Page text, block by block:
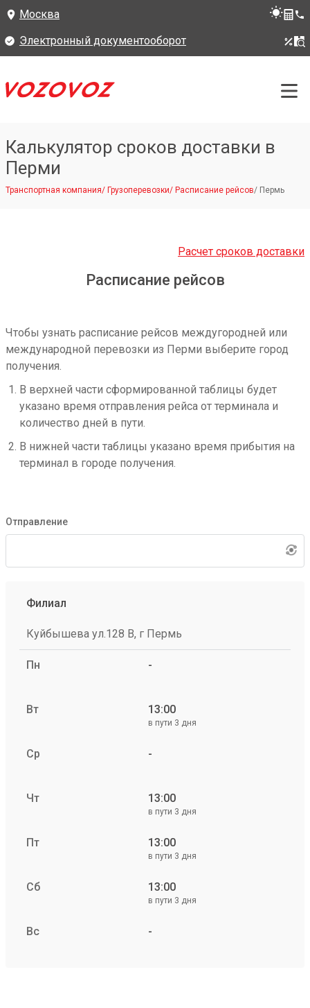
Москва
Электронный документооборот
Калькулятор сроков доставки в
Перми
Транспортная компания/ Грузоперевозки/ Расписание рейсов/ Пермь
Расчет сроков доставки
Расписание рейсов
Чтобы узнать расписание рейсов междугородней или
международной перевозки из Перми выберите город
получения.
В верхней части сформированной таблицы будет
указано время отправления рейса от терминала и
количество дней в пути.
В нижней части таблицы указано время прибытия на
терминал в городе получения.
Отправление
Филиал
Куйбышева ул.128 В, г Пермь
Пн -
Вт 13:00
в пути 3 дня
Ср -
Чт 13:00
в пути 3 дня
Пт 13:00
в пути 3 дня
Сб 13:00
в пути 3 дня
Вс -